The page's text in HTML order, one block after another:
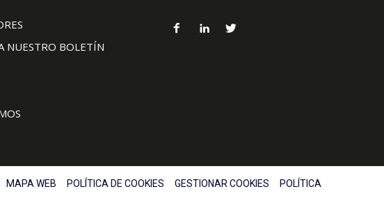
NUESTRO BOLETÍN
MAPA WEB POLÍTICA DE COOKIES GESTIONAR COOKIES
POLÍTICA